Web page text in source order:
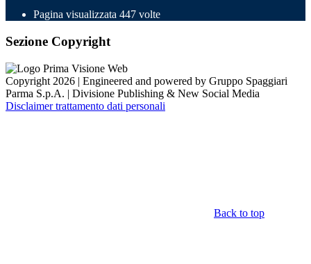
Pagina visualizzata 447 volte
Sezione Copyright
Copyright 2026 | Engineered and powered by Gruppo Spaggiari
Parma S.p.A. | Divisione Publishing & New Social Media
Disclaimer trattamento dati personali
Back to top